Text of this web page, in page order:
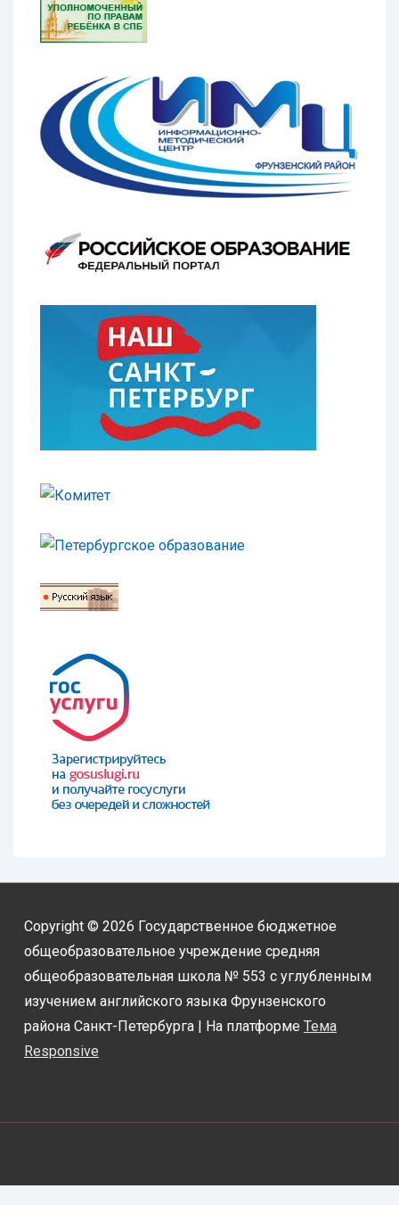
Copyright © 2026 Государственное бюджетное
общеобразовательное учреждение средняя
общеобразовательная школа № 553 с углубленным
изучением английского языка Фрунзенского
района Санкт-Петербурга | На платформе Тема
Responsive